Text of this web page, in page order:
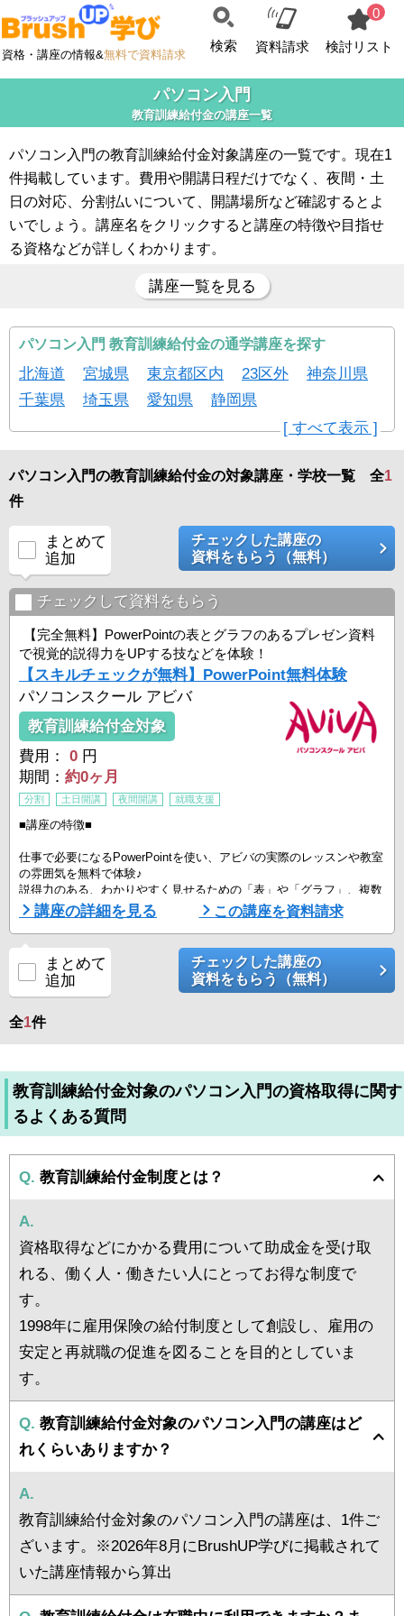
資格・講座の情報&無料で資料請求
検索 資料請求
0
検討リスト
パソコン入門
教育訓練給付金の講座一覧
パソコン入門の教育訓練給付金対象講座の一覧です。現在1
件掲載しています。費用や開講日程だけでなく、夜間・土
日の対応、分割払いについて、開講場所など確認するとよ
いでしょう。講座名をクリックすると講座の特徴や目指せ
る資格などが詳しくわかります。
講座一覧を見る
パソコン入門 教育訓練給付金の通学講座を探す
北海道 宮城県 東京都区内 23区外
神奈川県
千葉県
埼玉県 愛知県
静岡県
[ すべて表示 ]
パソコン入門の教育訓練給付金の対象講座・学校一覧 全1
件
まとめて
追加
チェックした講座の
資料をもらう（無料）
チェックして資料をもらう
【完全無料】PowerPointの表とグラフのあるプレゼン資料
で視覚的説得力をUPする技などを体験！
【スキルチェックが無料】PowerPoint無料体験
パソコンスクール アビバ
教育訓練給付金対象
費用：
0 円
期間： 約0ヶ月
分割 土日開講 夜間開講 就職支援
■講座の特徴■
仕事で必要になるPowerPointを使い、アビバの実際のレッスンや教室
の雰囲気を無料で体験♪
説得力のある、わかりやすく見せるための「表」や「グラフ」、複数
のデータをまとめて見せる「複合グラフ」など、あなたに合ったメニ
ューで体験していただけます！
料金含め、回数や内容の相談ができますので、是非お近くの教室まで
お越しください。あなたのレベルや目指す姿から、自由に講座を組み
合わせて、身につけたいスキルを効率よく身につけられます。
■アビバのポイント■
講座の詳細を見る この講座を資料請求
まとめて
追加
チェックした講座の
資料をもらう（無料）
全1件
教育訓練給付金対象のパソコン入門の資格取得に関す
るよくある質問
Q. 教育訓練給付金制度とは？
A.
資格取得などにかかる費用について助成金を受け取
れる、働く人・働きたい人にとってお得な制度で
す。
1998年に雇用保険の給付制度として創設し、雇用の
安定と再就職の促進を図ることを目的としていま
す。
Q. 教育訓練給付金対象のパソコン入門の講座はど
れくらいありますか？
A.
教育訓練給付金対象のパソコン入門の講座は、1件ご
ざいます。※2026年8月にBrushUP学びに掲載されて
いた講座情報から算出